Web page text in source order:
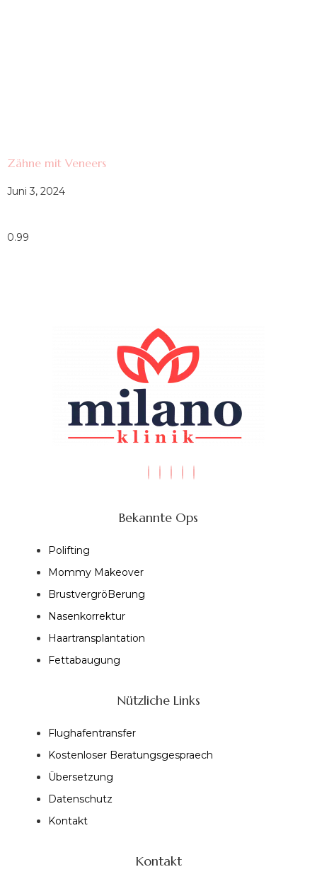
Zähne mit Veneers
Juni 3, 2024
Bekannte Ops
Polifting
Mommy Makeover
BrustvergröBerung
Nasenkorrektur
Haartransplantation
Fettabaugung
Nützliche Links
Flughafentransfer
Kostenloser Beratungsgespraech
Übersetzung
Datenschutz
Kontakt
Kontakt